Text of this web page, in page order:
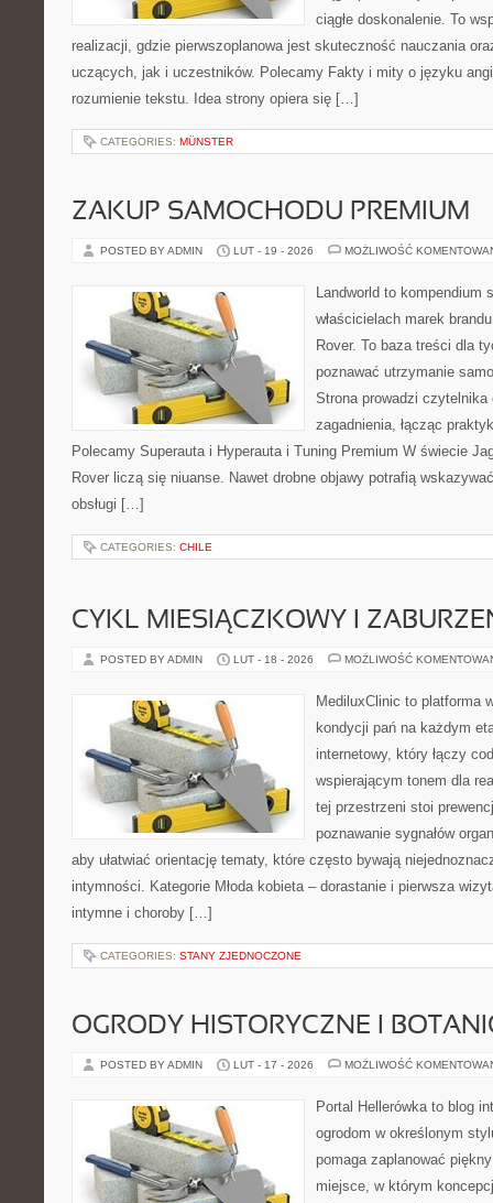
ciągłe doskonalenie. To
realizacji, gdzie pierwszoplanowa jest skuteczność nauczania
uczących, jak i uczestników. Polecamy Fakty i mity o języku
rozumienie tekstu. Idea strony opiera się […]
CATEGORIES: MÜNSTER
ZAKUP SAMOCHODU PREMIUM
POSTED BY ADMIN LUT - 19 - 2026 MOŻLIWOŚĆ
Landworld to kompendium
właścicielach marek
Rover. To baza treści dla
poznawać utrzymanie
Strona prowadzi
zagadnienia, łącząc
Polecamy Superauta i Hyperauta i Tuning Premium W świecie
Rover liczą się niuanse. Nawet drobne objawy potrafią
obsługi […]
CATEGORIES: CHILE
CYKL MIESIĄCZKOWY I
POSTED BY ADMIN LUT - 18 - 2026 MOŻLIWOŚĆ
MediluxClinic to platforma
kondycji pań na każdym
internetowy, który łączy
wspierającym tonem dla
tej przestrzeni stoi
poznawanie sygnałów
aby ułatwiać orientację tematy, które często bywają
intymności. Kategorie Młoda kobieta – dorastanie i pierwsza
intymne i choroby […]
CATEGORIES: STANY ZJEDNOCZONE
OGRODY HISTORYCZNE I
POSTED BY ADMIN LUT - 17 - 2026 MOŻLIWOŚĆ
Portal Hellerówka to blog
ogrodom w określonym
pomaga zaplanować
miejsce, w którym